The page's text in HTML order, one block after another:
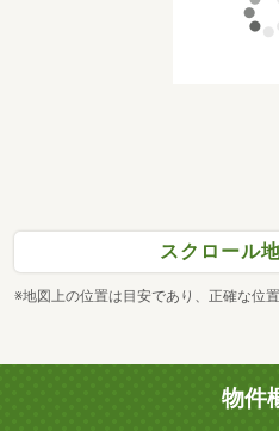
スクロール
※地図上の位置は目安であり、正確な位
物件